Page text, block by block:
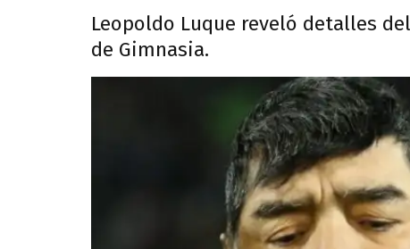
Leopoldo Luque reveló detalles
de Gimnasia.